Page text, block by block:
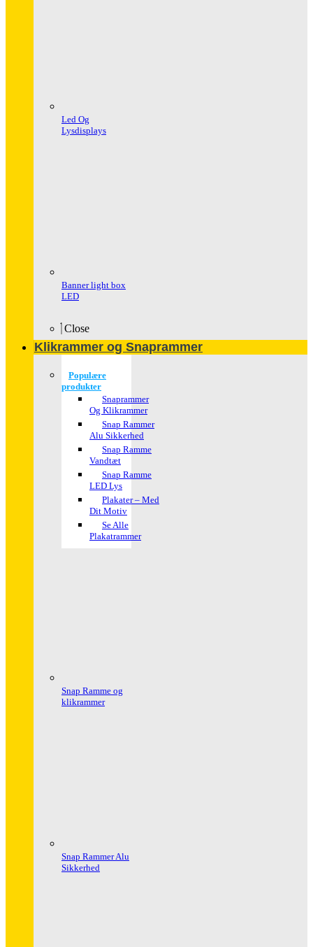
Led Og
Lysdisplays
Banner light box
LED
Close
Klikrammer og Snaprammer
Populære
produkter
Snaprammer
Og Klikrammer
Snap Rammer
Alu Sikkerhed
Snap Ramme
Vandtæt
Snap Ramme
LED Lys
Plakater – Med
Dit Motiv
Se Alle
Plakatrammer
Snap Ramme og
klikrammer
Snap Rammer Alu
Sikkerhed